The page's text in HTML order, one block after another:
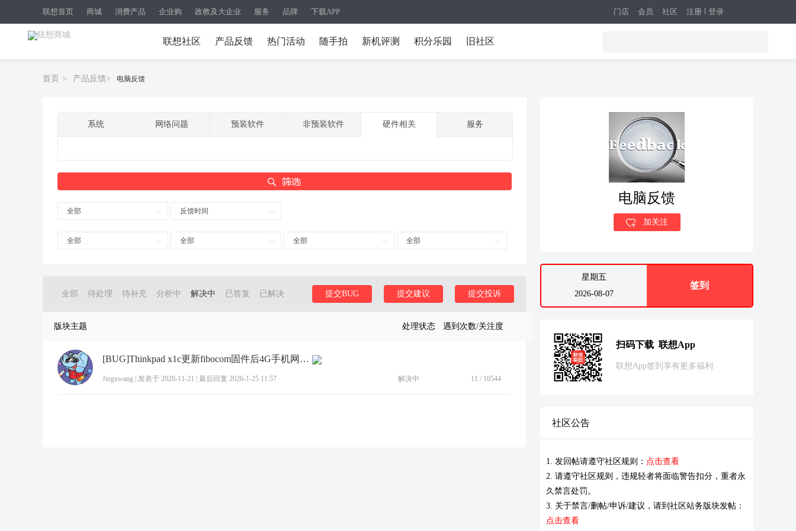
联想首页 商城 消费产品 企业购 政教及大企业 服务 品牌 下载APP 注册 登录
门店 会员 社区
联想社区 产品反馈 热门活动 随手拍 新机评测 积分乐园 旧社区
首页 > 产品反馈> 电脑反馈
系统 网络问题 预装软件 非预装软件 硬件相关 服务
全部 反馈时间
全部 全部 全部 全部
全部 待处理 待补充 分析中 解决中 已答复 已解决 提交投诉
提交建议
提交BUG
版块主题 处理状态 遇到次数/关注度
[BUG]Thinkpad x1c更新fibocom固件后4G手机网络一直无服务状态
Jingxwang 发表于 2020-11-21 最后回复 2026-1-25 11:57 解决中 11 / 10544
电脑反馈
加关注
星期五
2026-08-07
签到
扫码下载 联想App
联想App签到享有更多福利
社区公告
1. 发回帖请遵守社区规则： 点击查看
2. 请遵守社区规则，违规轻者将面临警告扣分，重者永
久禁言处罚。
3. 关于禁言/删帖/申诉/建议，请到社区站务版块发帖：
点击查看